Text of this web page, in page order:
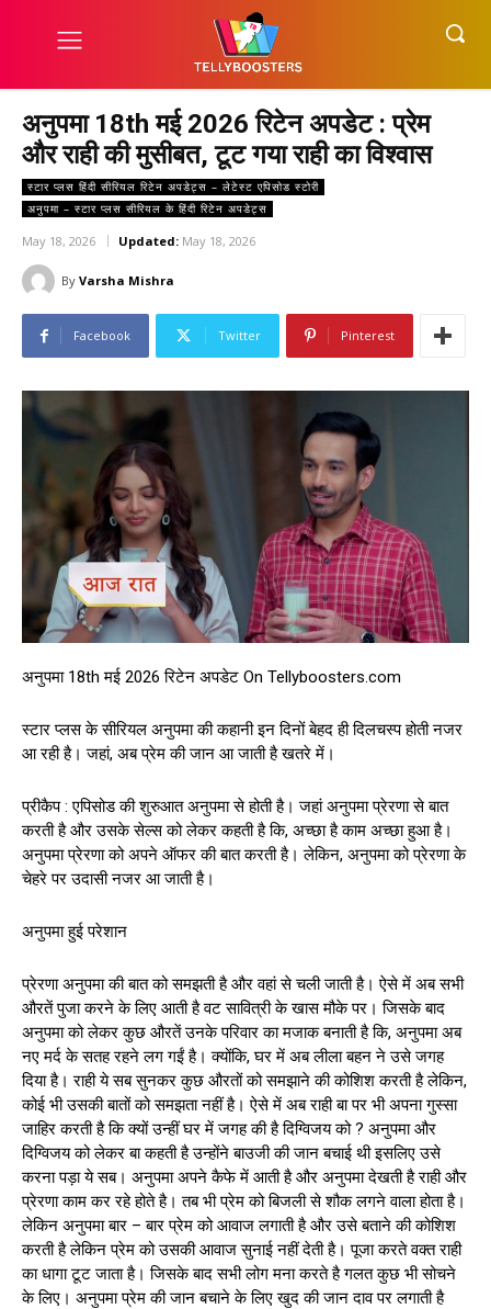
अनुपमा 18th मई 2026 रिटेन अपडेट : प्रेम
और राही की मुसीबत, टूट गया राही का विश्वास
स्टार प्लस हिंदी सीरियल रिटेन अपडेट्स – लेटेस्ट एपिसोड स्टोरी
अनुपमा – स्टार प्लस सीरियल के हिंदी रिटेन अपडेट्स
May 18, 2026 Updated: May 18, 2026
By Varsha Mishra
Facebook Twitter Pinterest
अनुपमा 18th मई 2026 रिटेन अपडेट On Tellyboosters.com
स्टार प्लस के सीरियल अनुपमा की कहानी इन दिनों बेहद ही दिलचस्प होती नजर
आ रही है। जहां, अब प्रेम की जान आ जाती है खतरे में।
प्रीकैप : एपिसोड की शुरुआत अनुपमा से होती है। जहां अनुपमा प्रेरणा से बात
करती है और उसके सेल्स को लेकर कहती है कि, अच्छा है काम अच्छा हुआ है।
अनुपमा प्रेरणा को अपने ऑफर की बात करती है। लेकिन, अनुपमा को प्रेरणा के
चेहरे पर उदासी नजर आ जाती है।
अनुपमा हुई परेशान
प्रेरणा अनुपमा की बात को समझती है और वहां से चली जाती है। ऐसे में अब सभी
औरतें पुजा करने के लिए आती है वट सावित्री के खास मौके पर। जिसके बाद
अनुपमा को लेकर कुछ औरतें उनके परिवार का मजाक बनाती है कि, अनुपमा अब
नए मर्द के सतह रहने लग गईं है। क्योंकि, घर में अब लीला बहन ने उसे जगह
दिया है। राही ये सब सुनकर कुछ औरतों को समझाने की कोशिश करती है लेकिन,
कोई भी उसकी बातों को समझता नहीं है। ऐसे में अब राही बा पर भी अपना गुस्सा
जाहिर करती है कि क्यों उन्हीं घर में जगह की है दिग्विजय को ? अनुपमा और
दिग्विजय को लेकर बा कहती है उन्होंने बाउजी की जान बचाई थी इसलिए उसे
करना पड़ा ये सब। अनुपमा अपने कैफे में आती है और अनुपमा देखती है राही और
प्रेरणा काम कर रहे होते है। तब भी प्रेम को बिजली से शौक लगने वाला होता है।
लेकिन अनुपमा बार – बार प्रेम को आवाज लगाती है और उसे बताने की कोशिश
करती है लेकिन प्रेम को उसकी आवाज सुनाई नहीं देती है। पूजा करते वक्त राही
का धागा टूट जाता है। जिसके बाद सभी लोग मना करते है गलत कुछ भी सोचने
के लिए। अनुपमा प्रेम की जान बचाने के लिए खुद की जान दाव पर लगाती है